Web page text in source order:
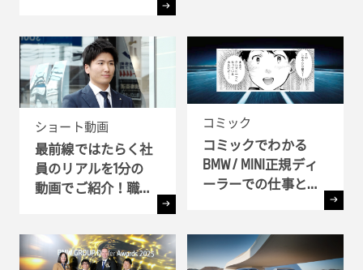
ショート動画
最前線ではたらく社
員のリアルを1分の
動画でご紹介！職種
コミック
コミックでわかる
BMW / MINI正規ディ
ーラーでの仕事とキ